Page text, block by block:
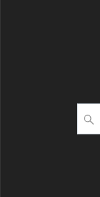
pour